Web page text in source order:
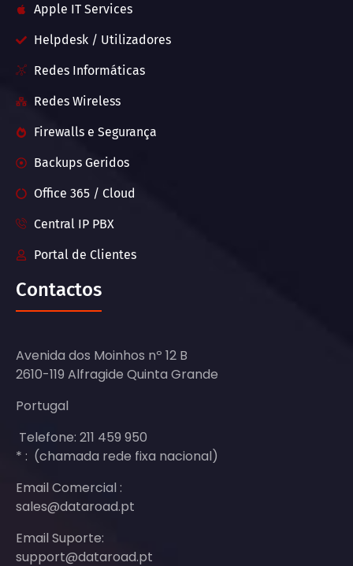
Apple IT Services
Helpdesk / Utilizadores
Redes Informáticas
Redes Wireless
Firewalls e Segurança
Backups Geridos
Office 365 / Cloud
Central IP PBX
Portal de Clientes
Contactos
Avenida dos Moinhos nº 12 B
2610-119 Alfragide Quinta Grande
Portugal
Telefone: 211 459 950
* : (chamada rede fixa nacional)
Email Comercial :
sales@dataroad.pt
Email Suporte:
support@dataroad.pt